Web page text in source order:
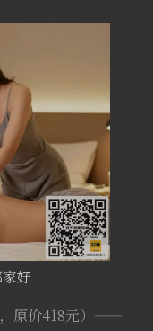
好
，原价418元）——